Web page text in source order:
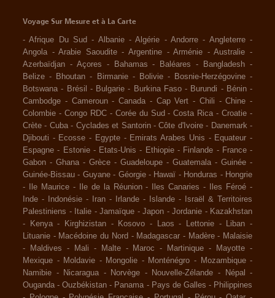
Voyage Sur Mesure et à La Carte
-Afrique Du Sud - Albanie -Algérie -Andorre - Angleterre -
Angola -Arabie Saoudite -Argentine -Arménie -Australie -
Azerbaïdjan - Açores - Bahamas - Baléares - Bangladesh -
Belize - Bhoutan - Birmanie - Bolivie - Bosnie-Herzégovine -
Botswana - Brésil - Bulgarie - Burkina Faso - Burundi - Bénin -
Cambodge - Cameroun - Canada - Cap Vert - Chili -Chine -
Colombie - Congo RDC - Corée du Sud -Costa Rica -Croatie -
Crète - Cuba - Cyclades et Santorin -Côte d'Ivoire - Danemark -
Djibouti - Ecosse - Egypte - Emirats Arabes Unis - Equateur -
Espagne - Estonie - Etats-Unis - Ethiopie - Finlande - France -
Gabon - Ghana - Grèce - Guadeloupe - Guatemala - Guinée -
Guinée-Bissau - Guyane - Géorgie - Hawaï - Honduras - Hongrie
-
Ile Maurice - Ile de la Réunion - Iles Canaries - Iles Féroé -
Inde - Indonésie - Iran - Irlande - Islande -
Israël & Territoires
Palestiniens - Italie - Jamaïque - Japon - Jordanie - Kazakhstan
-
Kenya - Kirghizistan - Kosovo - Laos - Lettonie - Liban -
Lituanie - Macédoine du Nord - Madagascar - Madère - Malaisie
-
Maldives - Mali - Malte - Maroc - Martinique - Mayotte -
Mexique - Moldavie - Mongolie - Monténégro - Mozambique -
Namibie - Nicaragua - Norvège - Nouvelle-Zélande - Népal
-
Ouganda -Ouzbékistan - Panama - Pays de Galles - Philippines